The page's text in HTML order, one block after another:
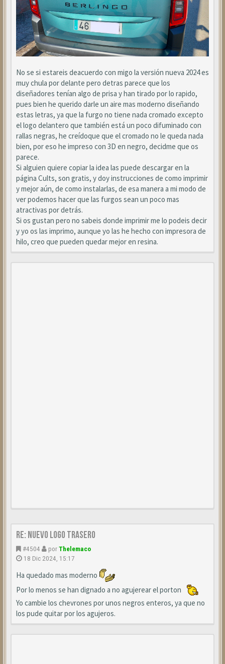
No se si estareis deacuerdo con migo la versión nueva 2024 es
muy chula por delante pero detras parece que los
diseñadores tenían algo de prisa y han tirado por lo rapido,
pues bien he querido darle un aire mas moderno diseñando
estas letras, ya que la furgo no tiene nada cromado excepto
el logo delantero que también está un poco difuminado con
rallas negras, he creídoque que el cromado no le queda nada
bien, por eso he impreso con 3D en negro, decidme que os
parece.
Si alguien quiere copiar la idea las puede descargar en la
página Cults, son gratis, y doy instrucciones de como imprimir
y mejor aún, de como instalarlas, de esa manera a mi modo de
ver podemos hacer que las furgos sean un poco mas
atractivas por detrás.
Si os gustan pero no sabeis donde imprimir me lo podeis decir
y yo os las imprimo, aunque yo las he hecho con impresora de
hilo, creo que pueden quedar mejor en resina.
Re: Nuevo Logo trasero
#4504 porThelemaco
18 Dic 2024, 15:17
Ha quedado mas moderno
Por lo menos se han dignado a no agujerear el porton
Yo cambie los chevrones por unos negros enteros, ya que no
los pude quitar por los agujeros.